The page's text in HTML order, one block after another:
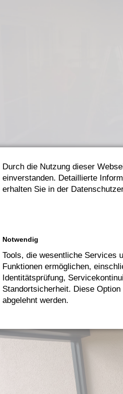
Durch die Nutzung dieser
einverstanden. Detaillierte
erhalten Sie in der
Notwendig
Tools, die wesentliche Services
Funktionen ermöglichen,
Identitätsprüfung,
Standortsicherheit. Diese
abgelehnt werden.